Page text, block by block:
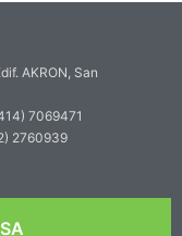
AKRON, San
7069471
2760939